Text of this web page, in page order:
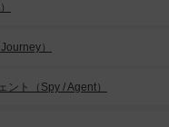
）
ント（Spy / Agent）